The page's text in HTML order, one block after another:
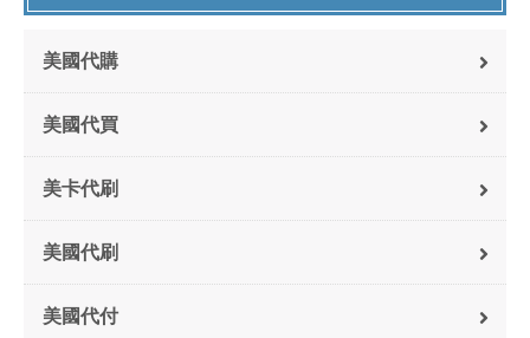
美國代購
美國代買
美卡代刷
美國代刷
美國代付